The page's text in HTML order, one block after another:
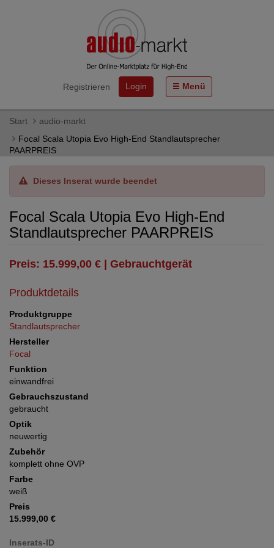
Registrieren Login Menü
Start
audio-markt
Focal Scala Utopia Evo High-End Standlautsprecher
PAARPREIS
Dieses Inserat wurde beendet
Focal Scala Utopia Evo High-End
Standlautsprecher PAARPREIS
Preis: 15.999,00 € | Gebrauchtgerät
Produktdetails
Produktgruppe
Standlautsprecher
Hersteller
Focal
Funktion
einwandfrei
Gebrauchszustand
gebraucht
Optik
neuwertig
Zubehör
komplett ohne OVP
Farbe
weiß
Preis
15.999,00 €
Inserats-ID